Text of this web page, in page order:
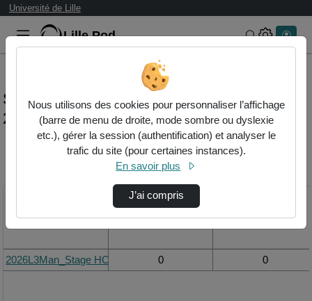
Université de Lille
Lille.Pod Rechercher
Statistiques de visualisation de la vidéo
2026l3man_stage hoareau matis
Modifier la période de
Vue de la journée
2026L3Man_Stage HOAREAU Matis
0 0
Nous utilisons des cookies pour personnaliser l’affichage
(barre de menu de droite, mode sombre ou dyslexie
etc.), gérer la session (authentification) et analyser le
trafic du site (pour certaines instances).
En savoir plus
J’ai compris